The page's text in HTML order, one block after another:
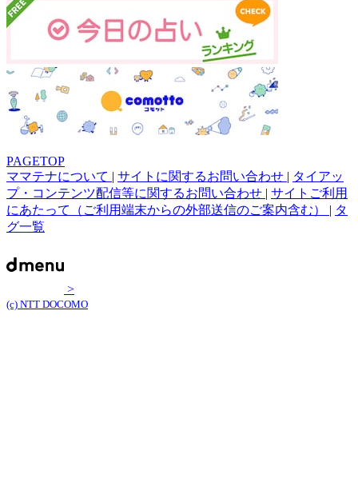
PAGETOP
ママテナについて | サイトに関するお問い合わせ | タイアッ
プ・コンテンツ配信等に関するお問い合わせ | サイトご利用
にあたって（ご利用端末からの外部送信のご案内含む） | タ
グ一覧
>
(c) NTT DOCOMO